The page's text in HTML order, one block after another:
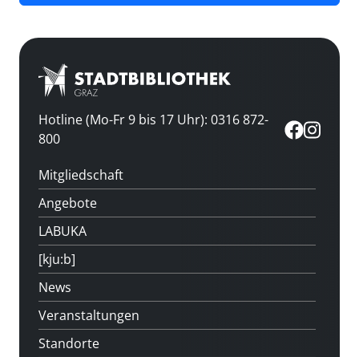
Hotline (Mo-Fr 9 bis 17 Uhr): 0316 872-
800
Mitgliedschaft
Angebote
LABUKA
[kju:b]
News
Veranstaltungen
Standorte